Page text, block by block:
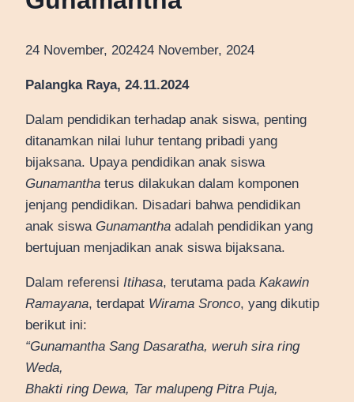
24 November, 202424 November, 2024
Palangka Raya, 24.11.2024
Dalam pendidikan terhadap anak siswa, penting
ditanamkan nilai luhur tentang pribadi yang
bijaksana. Upaya pendidikan anak siswa
Gunamantha terus dilakukan dalam komponen
jenjang pendidikan. Disadari bahwa pendidikan
anak siswa Gunamantha adalah pendidikan yang
bertujuan menjadikan anak siswa bijaksana.
Dalam referensi Itihasa, terutama pada Kakawin
Ramayana, terdapat Wirama Sronco, yang dikutip
berikut ini:
“Gunamantha Sang Dasaratha, weruh sira ring
Weda,
Bhakti ring Dewa, Tar malupeng Pitra Puja,